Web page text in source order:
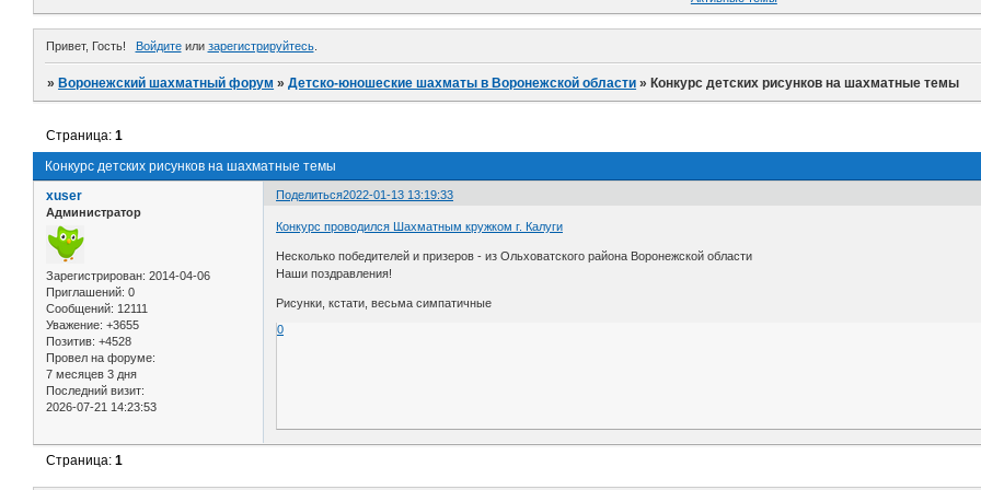
Привет, Гость! Войдитеили зарегистрируйтесь.
»Воронежский шахматный форум »Детско-юношеские шахматы в Воронежской области »Конкурс детских рисунков на шахматные темы
Конкурс детских рисунков на шахматные темы
Страница:1
Поделиться2022-01-13 13:19:33
xuser
Администратор
Зарегистрирован: 2014-04-06
Приглашений: 0
Сообщений: 12111
Уважение: +3655
Позитив: +4528
Провел на форуме:
7 месяцев 3 дня
Последний визит:
2026-07-21 14:23:53
Конкурс проводился Шахматным кружком г. Калуги
Несколько победителей и призеров - из Ольховатского района Воронежской области
Наши поздравления!
Рисунки, кстати, весьма симпатичные
0
Страница:1